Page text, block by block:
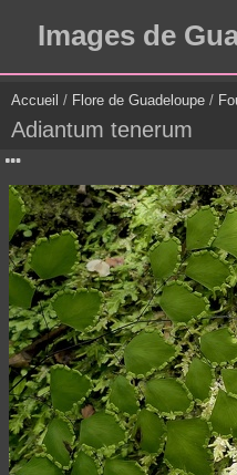
Images de
Accueil / Flore de Guadeloupe /
Adiantum tenerum